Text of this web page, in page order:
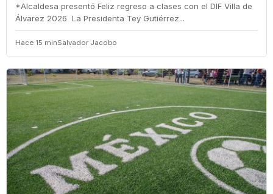
‎*Alcaldesa presentó Feliz regreso a clases con el DIF Villa de
Álvarez 2026 ‎ ‎La Presidenta Tey Gutiérrez...
Hace 15 minSalvador Jacobo